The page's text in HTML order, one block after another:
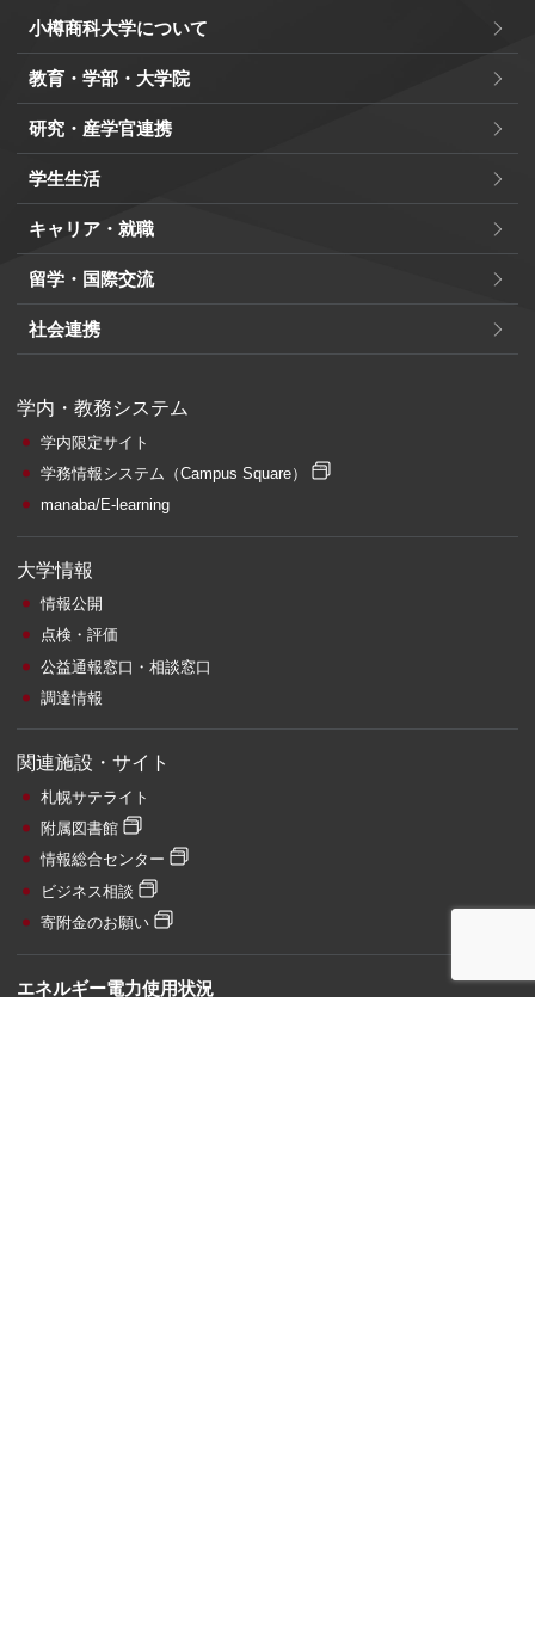
小樽商科大学について
教育・学部・大学院
研究・産学官連携
学生生活
キャリア・就職
留学・国際交流
社会連携
学内・教務システム
学内限定サイト
学務情報システム （Campus Square）
manaba/E-learning
大学情報
情報公開
点検・評価
公益通報窓口・相談窓口
調達情報
関連施設・サイト
札幌サテライト
附属図書館
情報総合センター
ビジネス相談
寄附金のお願い
エネルギー電力使用状況